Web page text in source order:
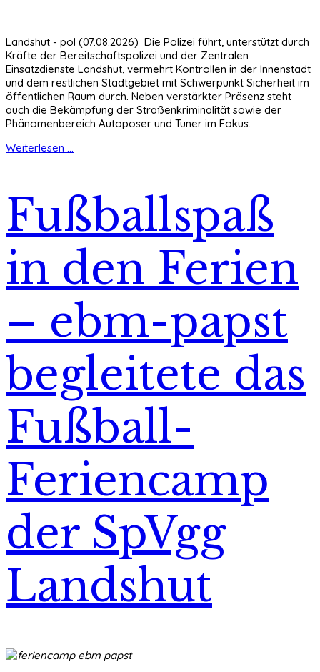
Landshut - pol (07.08.2026) Die Polizei führt, unterstützt durch
Kräfte der Bereitschaftspolizei und der Zentralen
Einsatzdienste Landshut, vermehrt Kontrollen in der Innenstadt
und dem restlichen Stadtgebiet mit Schwerpunkt Sicherheit im
öffentlichen Raum durch. Neben verstärkter Präsenz steht
auch die Bekämpfung der Straßenkriminalität sowie der
Phänomenbereich Autoposer und Tuner im Fokus.
Weiterlesen ...
Fußballspaß
in den Ferien
– ebm-papst
begleitete das
Fußball-
Feriencamp
der SpVgg
Landshut